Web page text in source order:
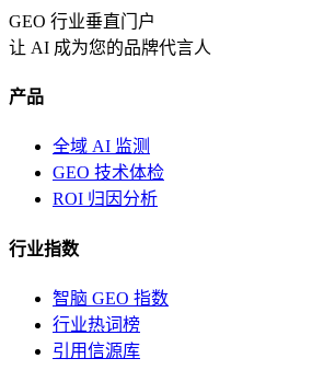
GEO 行业垂直门户
让 AI 成为您的品牌代言人
产品
全域 AI 监测
GEO 技术体检
ROI 归因分析
行业指数
智脑 GEO 指数
行业热词榜
引用信源库